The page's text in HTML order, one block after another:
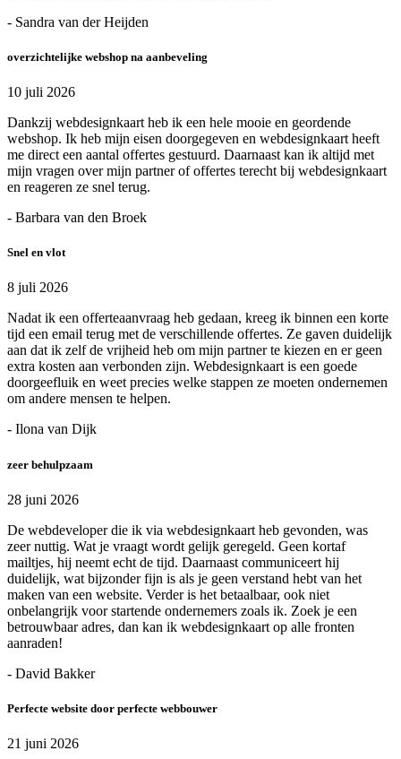
- Sandra van der Heijden
overzichtelijke webshop na aanbeveling
10 juli 2026
Dankzij webdesignkaart heb ik een hele mooie en geordende
webshop. Ik heb mijn eisen doorgegeven en webdesignkaart heeft
me direct een aantal offertes gestuurd. Daarnaast kan ik altijd met
mijn vragen over mijn partner of offertes terecht bij webdesignkaart
en reageren ze snel terug.
- Barbara van den Broek
Snel en vlot
8 juli 2026
Nadat ik een offerteaanvraag heb gedaan, kreeg ik binnen een korte
tijd een email terug met de verschillende offertes. Ze gaven duidelijk
aan dat ik zelf de vrijheid heb om mijn partner te kiezen en er geen
extra kosten aan verbonden zijn. Webdesignkaart is een goede
doorgeefluik en weet precies welke stappen ze moeten ondernemen
om andere mensen te helpen.
- Ilona van Dijk
zeer behulpzaam
28 juni 2026
De webdeveloper die ik via webdesignkaart heb gevonden, was
zeer nuttig. Wat je vraagt wordt gelijk geregeld. Geen kortaf
mailtjes, hij neemt echt de tijd. Daarnaast communiceert hij
duidelijk, wat bijzonder fijn is als je geen verstand hebt van het
maken van een website. Verder is het betaalbaar, ook niet
onbelangrijk voor startende ondernemers zoals ik. Zoek je een
betrouwbaar adres, dan kan ik webdesignkaart op alle fronten
aanraden!
- David Bakker
Perfecte website door perfecte webbouwer
21 juni 2026